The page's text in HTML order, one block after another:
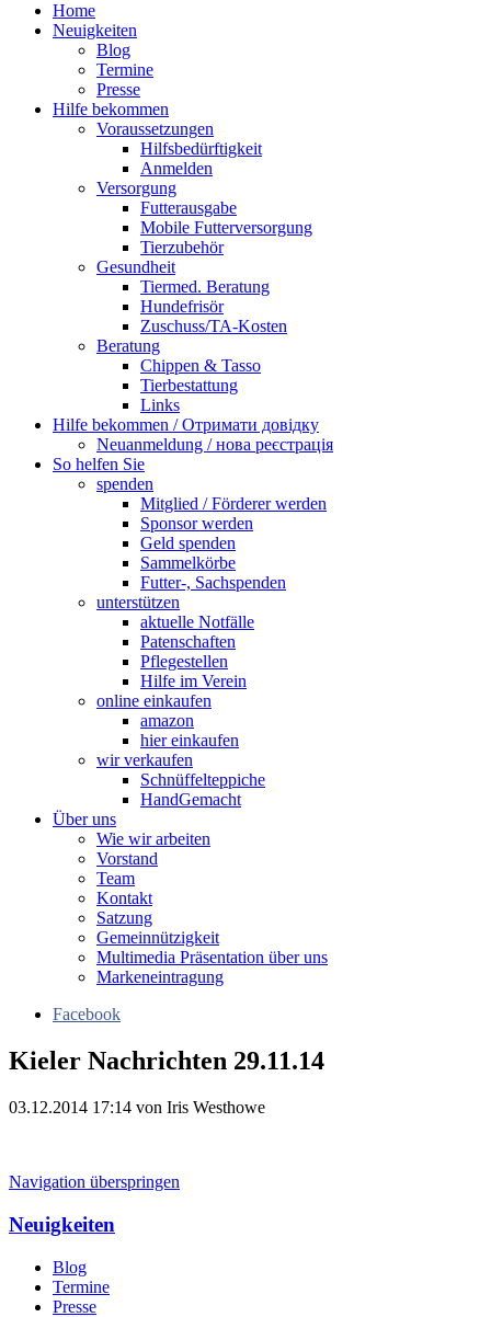
Home
Neuigkeiten
Blog
Termine
Presse
Hilfe bekommen
Voraussetzungen
Hilfsbedürftigkeit
Anmelden
Versorgung
Futterausgabe
Mobile Futterversorgung
Tierzubehör
Gesundheit
Tiermed. Beratung
Hundefrisör
Zuschuss/TA-Kosten
Beratung
Chippen & Tasso
Tierbestattung
Links
Hilfe bekommen / Отримати довідку
Neuanmeldung / нова реєстрація
So helfen Sie
spenden
Mitglied / Förderer werden
Sponsor werden
Geld spenden
Sammelkörbe
Futter-, Sachspenden
unterstützen
aktuelle Notfälle
Patenschaften
Pflegestellen
Hilfe im Verein
online einkaufen
amazon
hier einkaufen
wir verkaufen
Schnüffelteppiche
HandGemacht
Über uns
Wie wir arbeiten
Vorstand
Team
Kontakt
Satzung
Gemeinnützigkeit
Multimedia Präsentation über uns
Markeneintragung
Facebook
Kieler Nachrichten 29.11.14
03.12.2014 17:14 von Iris Westhowe
Navigation überspringen
Neuigkeiten
Blog
Termine
Presse